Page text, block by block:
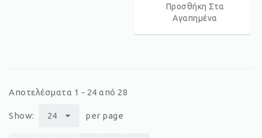
Προσθήκη Στα
Αγαπημένα
Αποτελέσματα 1 - 24 από 28
Show: 24 per page